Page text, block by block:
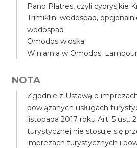
Pano Platres, czyli cyprysjkie
Trimiklini wodospad,
wodospad
Omodos wioska
Winiarnia w Omodos:
NOTA
Zgodnie z Ustawą o
powiązanych usługach
listopada 2017 roku Art. 5 ust.
turystycznej nie stosuje się
imprezach turystycznych i